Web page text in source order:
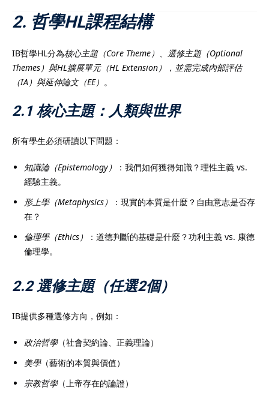
2. 哲學HL課程結構
IB哲學HL分為核心主題（Core Theme）、選修主題（Optional
Themes）與HL擴展單元（HL Extension），並需完成內部評估
（IA）與延伸論文（EE） 。
2.1 核心主題：人類與世界
所有學生必須研讀以下問題：
知識論（Epistemology）
：我們如何獲得知識？理性主義 vs.
經驗主義。
形上學（Metaphysics）
：現實的本質是什麼？自由意志是否存
在？
倫理學（Ethics）
：道德判斷的基礎是什麼？功利主義 vs. 康德
倫理學。
2.2 選修主題（任選2個）
IB提供多種選修方向，例如：
政治哲學（社會契約論、正義理論）
美學（藝術的本質與價值）
宗教哲學（上帝存在的論證）